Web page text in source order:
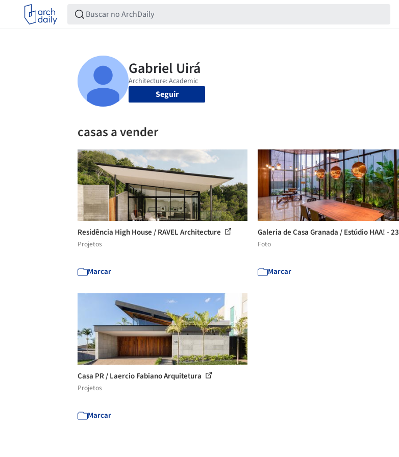
Seguir
casas a vender
Residência High House / RAVEL Architecture
Projetos
Marcar
Galeria de Casa Granada / Estúdio HAA! - 23
Foto
Marcar
Casa PR / Laercio Fabiano Arquitetura
Projetos
Marcar